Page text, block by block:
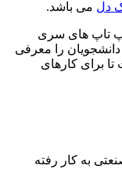
دل می باشد.
لپ تاپ های سری
دانشجویان را معرفی
برای کارهای
به کار رفته